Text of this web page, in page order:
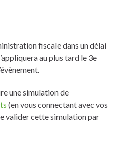
fiscale dans un délai
au plus tard le 3e
une simulation de
(en vous connectant avec vos
valider cette simulation par